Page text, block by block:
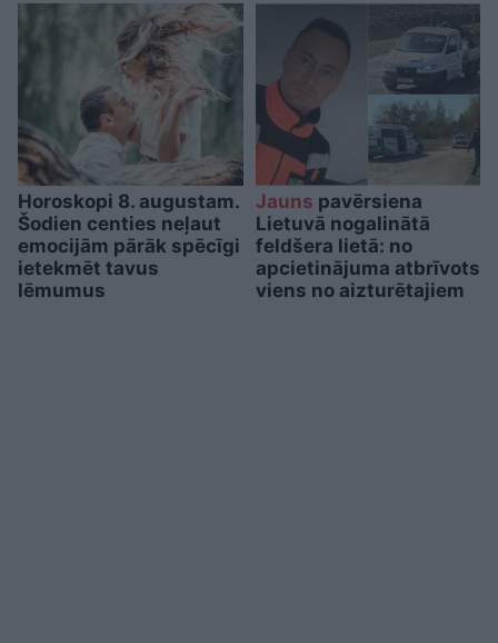
Horoskopi 8. augustam.
Šodien centies neļaut
emocijām pārāk spēcīgi
ietekmēt tavus
lēmumus
Jauns pavērsiena
Lietuvā nogalinātā
feldšera lietā: no
apcietinājuma atbrīvots
viens no aizturētajiem